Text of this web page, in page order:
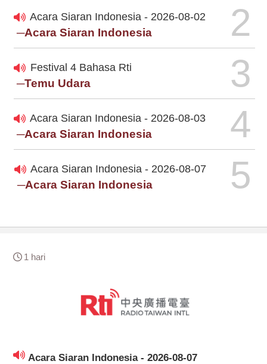
Acara Siaran Indonesia - 2026-08-02
─Acara Siaran Indonesia 2
Festival 4 Bahasa Rti
─Temu Udara 3
Acara Siaran Indonesia - 2026-08-03
─Acara Siaran Indonesia 4
Acara Siaran Indonesia - 2026-08-07
─Acara Siaran Indonesia 5
1 hari
Acara Siaran Indonesia - 2026-08-07